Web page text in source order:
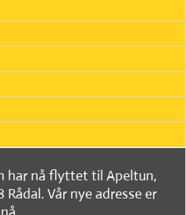
har nå flyttet til Apeltun,
Vår nye adresse er